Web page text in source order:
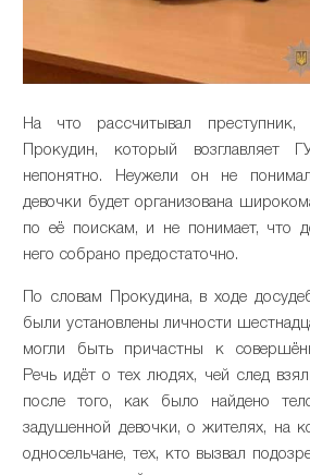
На что рассчитывал преступник,
Прокудин, который
непонятно. Неужели он не
девочки будет организована
по её поискам, и не понимает, что
него собрано предостаточно.
По словам Прокудина, в ходе
были установлены личности
могли быть причастны к
Речь идёт о тех людях, чей след
после того, как было найдено
задушенной девочки, о жителях, на
односельчане, тех, кто вызвал